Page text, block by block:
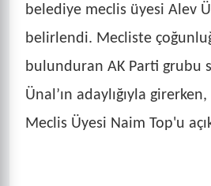
belediye meclis üyesi Alev
belirlendi. Mecliste
bulunduran AK Parti grubu
Ünal’ın adaylığıyla
Meclis Üyesi Naim Top'u